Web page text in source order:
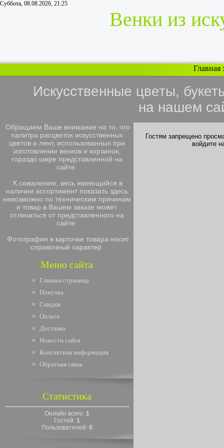
Суббота, 08.08.2026, 21:25
Венки из
Главная
Искусственные цветы,
на нашем
Обращаем Ваше внимание на то, что
палитра расцветок искусственных
цветов и лент, использованных при
изготовлении венков и корзинок,
гораздо шире представленной на
сайте.
К сожалению, весь имеющийся в
наличии ассортимент показать здесь
невозможно по техническим причинам
и товар в Вашем заказе может
отличаться от представленного на
сайте
Фотография в карточке товара носит
справочный характер
Меню сайта
Главная страница
Покупка
Скидки
Оплата
Доставка
Новости сайта
Контактная информация
Обратная связь
Статистика
Онлайн всего: 1
Гостей: 1
Пользователей: 0
Гостям запрещено
войдите